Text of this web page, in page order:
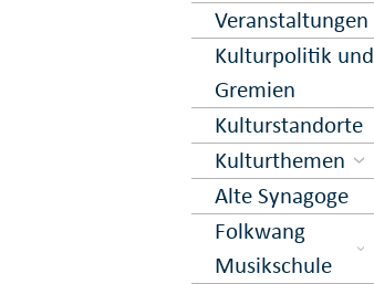
Veranstal­tungen
Kultur­politik und
Gremien
Kultur­standorte
Kultur­themen
Alte Synagoge
Folkwang
Musikschule